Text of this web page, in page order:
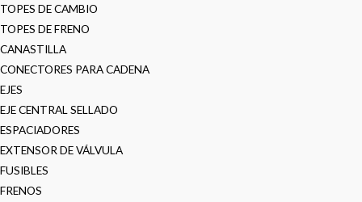
TOPES DE CAMBIO
TOPES DE FRENO
CANASTILLA
CONECTORES PARA CADENA
EJES
EJE CENTRAL SELLADO
ESPACIADORES
EXTENSOR DE VÁLVULA
FUSIBLES
FRENOS